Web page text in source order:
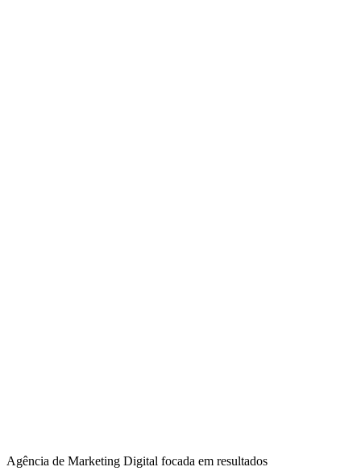
Agência de Marketing Digital focada em resultados